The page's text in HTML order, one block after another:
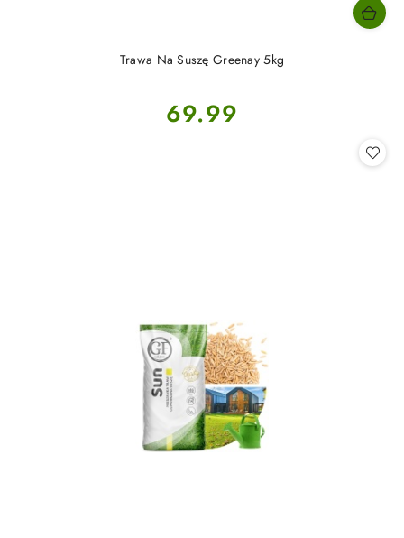
Trawa Na Suszę Greenay 5kg
Cena:
69.99